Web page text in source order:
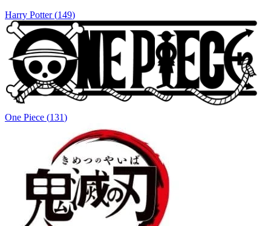
Harry Potter (149)
One Piece (131)